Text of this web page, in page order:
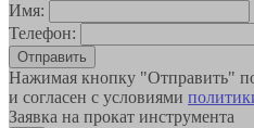
Имя:
Телефон:
Отправить
Нажимая кнопку "Отправить"
и согласен с условиями
Заявка на прокат инструмента